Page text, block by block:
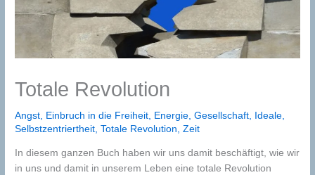
Totale Revolution
Angst Einbruch in die Freiheit Energie ,Gesellschaft Ideale
Selbstzentriertheit ,Totale Revolution ,Zeit
In diesem ganzen Buch haben wir uns damit beschäftigt, wie wir
in uns und damit in unserem Leben eine totale Revolution